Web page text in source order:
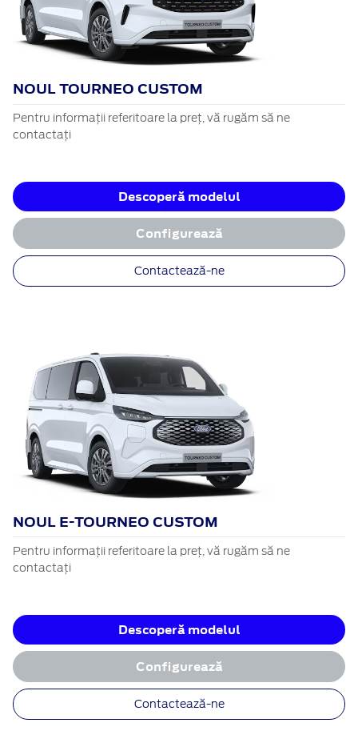
NOUL TOURNEO CUSTOM
Pentru informații referitoare la preț, vă rugăm să ne
contactați
Descoperă modelul
Configurează
Contactează-ne
NOUL E-TOURNEO CUSTOM
Pentru informații referitoare la preț, vă rugăm să ne
contactați
Descoperă modelul
Configurează
Contactează-ne